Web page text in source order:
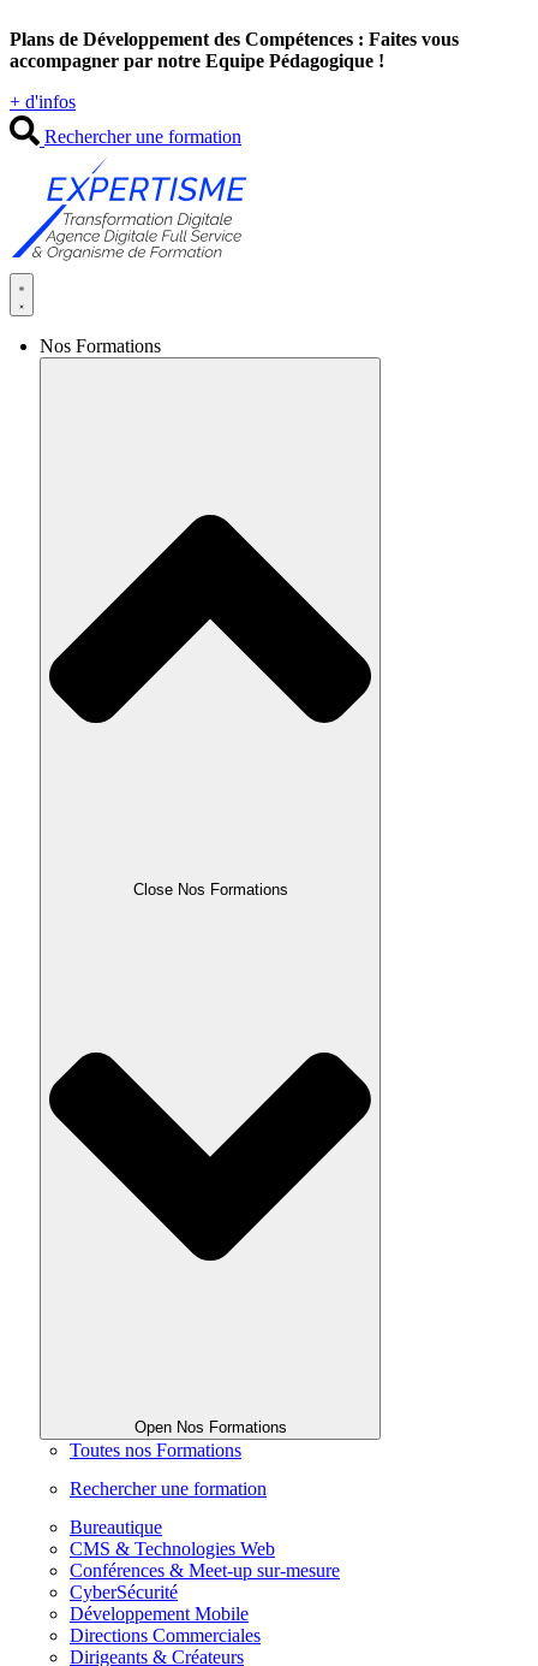
au
contenu
Plans de Développement des Compétences : Faites vous
accompagner par notre Equipe Pédagogique !
+ d'infos
Rechercher une formation
Nos Formations
Close Nos Formations
Open Nos Formations
Toutes nos Formations
Rechercher une formation
Bureautique
CMS & Technologies Web
Conférences & Meet-up sur-mesure
CyberSécurité
Développement Mobile
Directions Commerciales
Dirigeants & Créateurs